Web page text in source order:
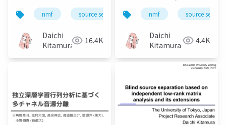
源分離（Blind source
separation based on
independent low-
rank matrix
analysis）
nmf source separation music bss
Daichi
Kitamura
16.4K
源分離の実験的評価
（Experimental
evaluation of
multichannel audio
source separation
based on IDLMA）
nmf source
Daichi
Kitamura
4.4K